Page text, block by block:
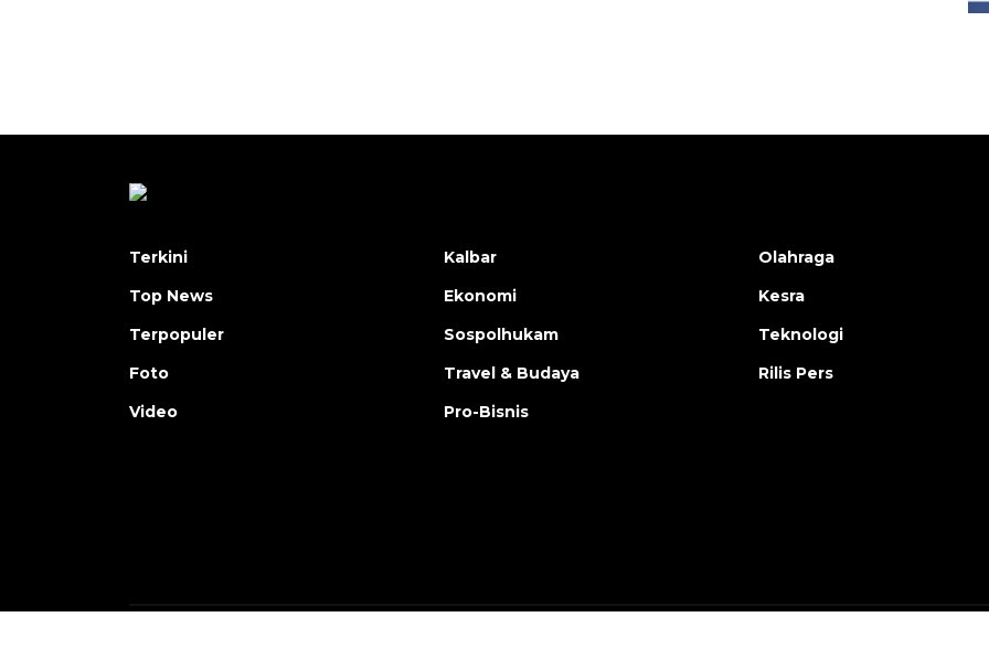
Terkini
Top News
Terpopuler
Foto
Video
Kalbar
Ekonomi
Sospolhukam
Travel & Budaya
Pro-Bisnis
Olahraga
Kesra
Teknologi
Rilis Pers